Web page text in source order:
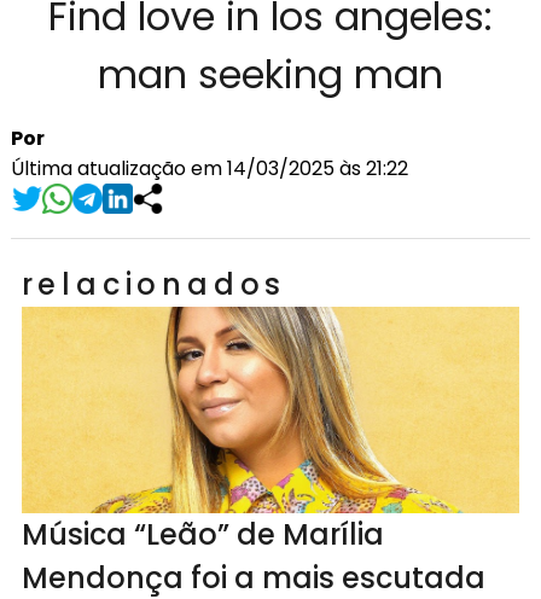
Find love in los angeles:
man seeking man
Por
Última atualização em 14/03/2025 às 21:22
relacionados
Música “Leão” de Marília
Mendonça foi a mais escutada